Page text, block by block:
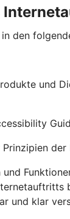
den
und
und klar